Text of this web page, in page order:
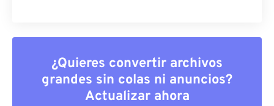
¿Quieres convertir archivos
grandes sin colas ni anuncios?
Actualizar ahora